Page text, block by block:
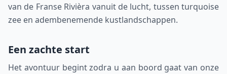
van de Franse Rivièra vanuit de lucht, tussen turquoise
zee en adembenemende kustlandschappen.
Een zachte start
Het avontuur begint zodra u aan boord gaat van onze